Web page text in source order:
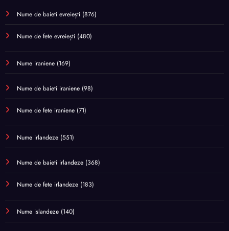
Nume de baieti evreiești (876)
Nume de fete evreiești (480)
Nume iraniene (169)
Nume de baieti iraniene (98)
Nume de fete iraniene (71)
Nume irlandeze (551)
Nume de baieti irlandeze (368)
Nume de fete irlandeze (183)
Nume islandeze (140)